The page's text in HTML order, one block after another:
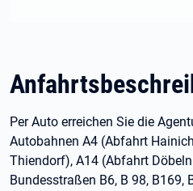
Per Auto erreichen Sie die
Autobahnen A4 (Abfahrt
Thiendorf), A14 (Abfahrt
Bundesstraßen B6, B 98, B169,